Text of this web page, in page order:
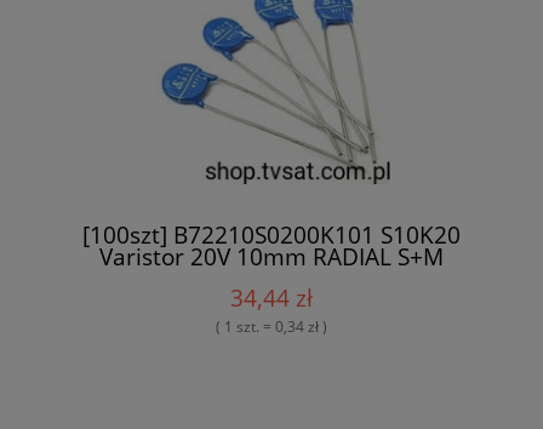
[100szt] B72210S0200K101 S10K20
Varistor 20V 10mm RADIAL S+M
34,44 zł
( 1 szt. = 0,34 zł )